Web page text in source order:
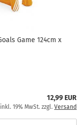
Game 124cm x
12,99 EUR
inkl. 19% MwSt. zzgl. Versand